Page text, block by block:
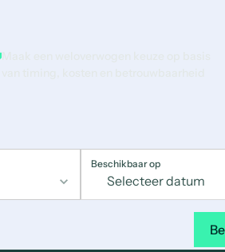
Maak een weloverwogen keuze op basis
Beschikbaar op